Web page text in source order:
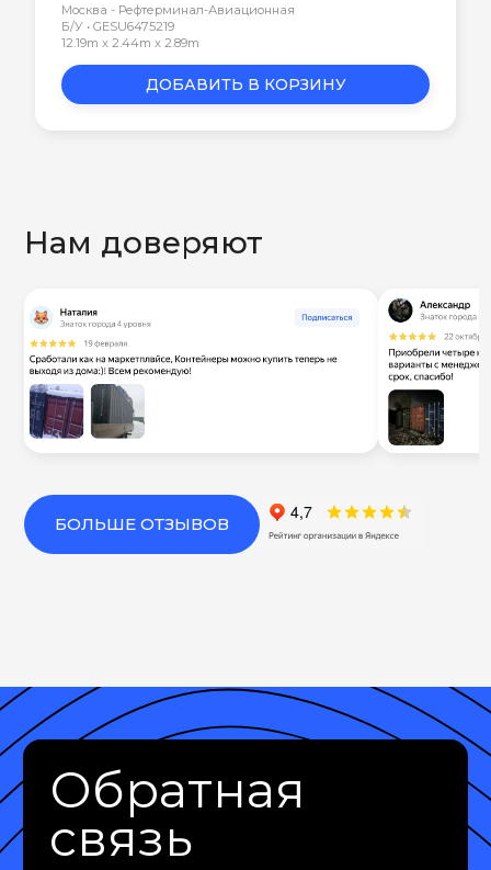
Москва - Рефтерминал-Авиационная
Б/У • GESU6475219
12.19m x 2.44m x 2.89m
ДОБАВИТЬ В КОРЗИНУ
Нам доверяют
БОЛЬШЕ ОТЗЫВОВ
Обратная
связь